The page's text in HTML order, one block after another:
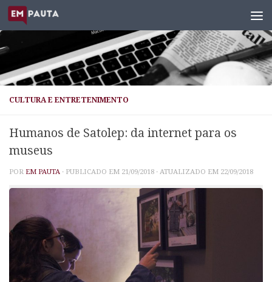
Skip to content
CULTURA E ENTRETENIMENTO
Humanos de Satolep: da internet para os
museus
POR EM PAUTA · PUBLICADO EM 21/09/2018 · ATUALIZADO EM 22/09/2018